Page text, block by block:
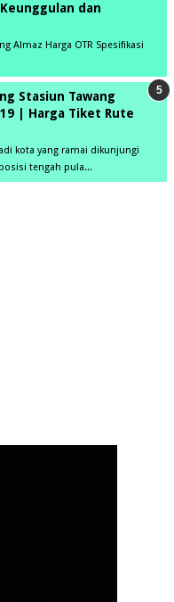
dan
Almaz Harga OTR Spesifikasi
Stasiun Tawang
| Harga Tiket Rute
kota yang ramai dikunjungi
tengah pula...